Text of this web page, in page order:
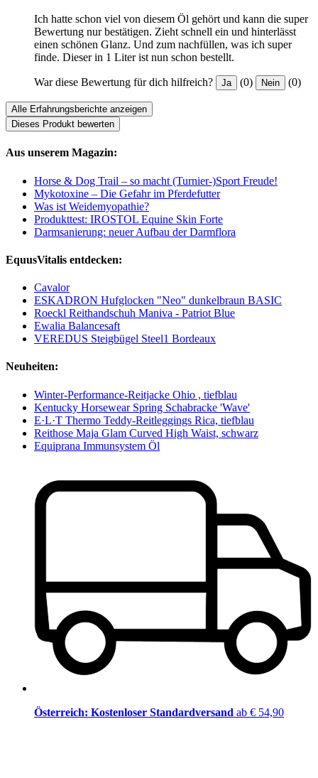
Ich hatte schon viel von diesem Öl gehört und kann die super
Bewertung nur bestätigen. Zieht schnell ein und hinterlässt
einen schönen Glanz. Und zum nachfüllen, was ich super
finde. Dieser in 1 Liter ist nun schon bestellt.
War diese Bewertung für dich hilfreich? Ja (0) Nein (0)
Alle Erfahrungsberichte anzeigen
Dieses Produkt bewerten
Aus unserem Magazin:
Horse & Dog Trail – so macht (Turnier-)Sport Freude!
Mykotoxine – Die Gefahr im Pferdefutter
Was ist Weidemyopathie?
Produkttest: IROSTOL Equine Skin Forte
Darmsanierung: neuer Aufbau der Darmflora
EquusVitalis entdecken:
Cavalor
ESKADRON Hufglocken "Neo" dunkelbraun BASIC
Roeckl Reithandschuh Maniva - Patriot Blue
Ewalia Balancesaft
VEREDUS Steigbügel Steel1 Bordeaux
Neuheiten:
Winter-Performance-Reitjacke Ohio , tiefblau
Kentucky Horsewear Spring Schabracke 'Wave'
E·L·T Thermo Teddy-Reitleggings Rica, tiefblau
Reithose Maja Glam Curved High Waist, schwarz
Equiprana Immunsystem Öl
Österreich: Kostenloser Standardversand ab € 54,90